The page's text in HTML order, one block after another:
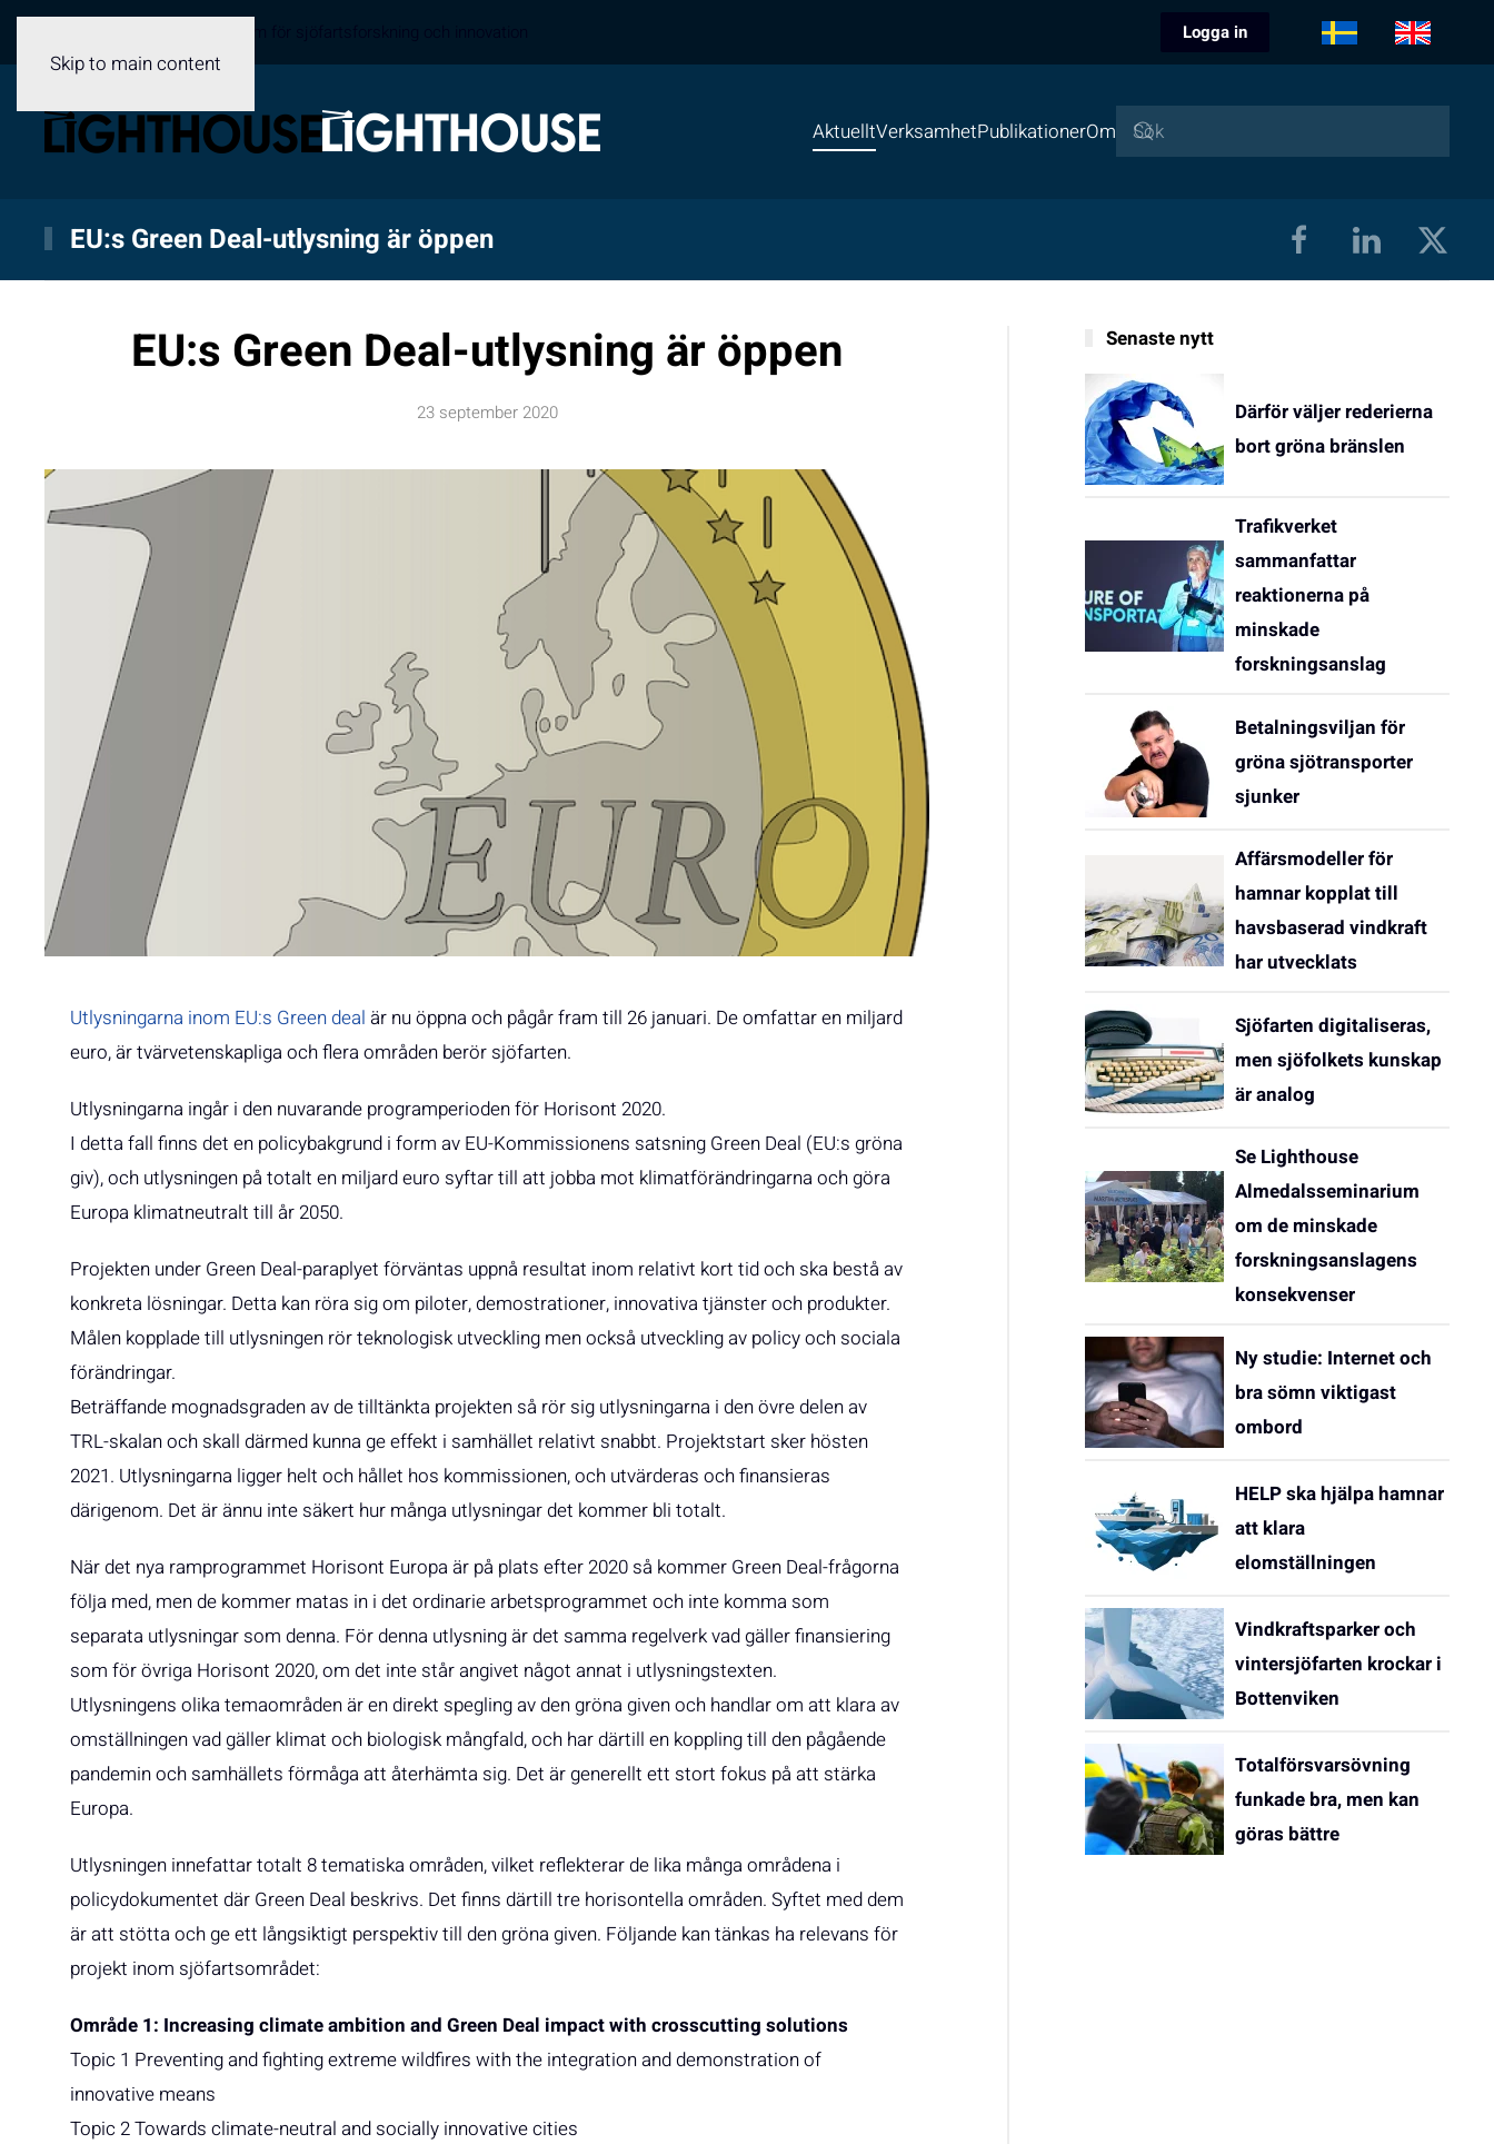
Skip to main content
Logga in
AktuelltVerksamhetPublikationerOm
EU:s Green Deal-utlysning är öppen
EU:s Green Deal-utlysning är öppen
23 september 2020
Utlysningarna inom EU:s Green deal är nu öppna och pågår fram till 26 januari. De omfattar en miljard
euro, är tvärvetenskapliga och flera områden berör sjöfarten.
Utlysningarna ingår i den nuvarande programperioden för Horisont 2020.
I detta fall finns det en policybakgrund i form av EU-Kommissionens satsning Green Deal (EU:s gröna
giv), och utlysningen på totalt en miljard euro syftar till att jobba mot klimatförändringarna och göra
Europa klimatneutralt till år 2050.
Projekten under Green Deal-paraplyet förväntas uppnå resultat inom relativt kort tid och ska bestå av
konkreta lösningar. Detta kan röra sig om piloter, demostrationer, innovativa tjänster och produkter.
Målen kopplade till utlysningen rör teknologisk utveckling men också utveckling av policy och sociala
förändringar.
Beträffande mognadsgraden av de tilltänkta projekten så rör sig utlysningarna i den övre delen av
TRL-skalan och skall därmed kunna ge effekt i samhället relativt snabbt. Projektstart sker hösten
2021. Utlysningarna ligger helt och hållet hos kommissionen, och utvärderas och finansieras
därigenom. Det är ännu inte säkert hur många utlysningar det kommer bli totalt.
När det nya ramprogrammet Horisont Europa är på plats efter 2020 så kommer Green Deal-frågorna
följa med, men de kommer matas in i det ordinarie arbetsprogrammet och inte komma som
separata utlysningar som denna. För denna utlysning är det samma regelverk vad gäller finansiering
som för övriga Horisont 2020, om det inte står angivet något annat i utlysningstexten.
Utlysningens olika temaområden är en direkt spegling av den gröna given och handlar om att klara av
omställningen vad gäller klimat och biologisk mångfald, och har därtill en koppling till den pågående
pandemin och samhällets förmåga att återhämta sig. Det är generellt ett stort fokus på att stärka
Europa.
Utlysningen innefattar totalt 8 tematiska områden, vilket reflekterar de lika många områdena i
policydokumentet där Green Deal beskrivs. Det finns därtill tre horisontella områden. Syftet med dem
är att stötta och ge ett långsiktigt perspektiv till den gröna given. Följande kan tänkas ha relevans för
projekt inom sjöfartsområdet:
Område 1: Increasing climate ambition and Green Deal impact with crosscutting solutions
Topic 1 Preventing and fighting extreme wildfires with the integration and demonstration of
innovative means
Topic 2 Towards climate-neutral and socially innovative cities
Senaste nytt
Därför väljer rederierna
bort gröna bränslen
Trafikverket
sammanfattar
reaktionerna på
minskade
forskningsanslag
Betalningsviljan för
gröna sjötransporter
sjunker
Affärsmodeller för
hamnar kopplat till
havsbaserad vindkraft
har utvecklats
Sjöfarten digitaliseras,
men sjöfolkets kunskap
är analog
Se Lighthouse
Almedalsseminarium
om de minskade
forskningsanslagens
konsekvenser
Ny studie: Internet och
bra sömn viktigast
ombord
HELP ska hjälpa hamnar
att klara
elomställningen
Vindkraftsparker och
vintersjöfarten krockar i
Bottenviken
Totalförsvarsövning
funkade bra, men kan
göras bättre